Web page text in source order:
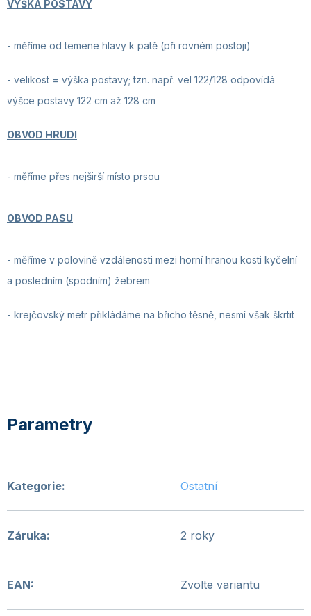
VÝŠKA POSTAVY
- měříme od temene hlavy k patě (při rovném postoji)
- velikost = výška postavy; tzn. např. vel 122/128 odpovídá
výšce postavy 122 cm až 128 cm
OBVOD HRUDI
- měříme přes nejširší místo prsou
OBVOD PASU
- měříme v polovině vzdálenosti mezi horní hranou kosti kyčelní
a posledním (spodním) žebrem
- krejčovský metr přikládáme na břicho těsně, nesmí však škrtit
Kategorie: Ostatní
Záruka: 2 roky
EAN: Zvolte variantu